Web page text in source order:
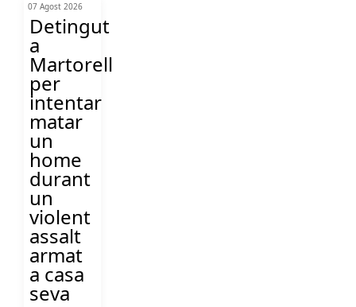
07 Agost 2026
Detingut
a
Martorell
per
intentar
matar
un
home
durant
un
violent
assalt
armat
a casa
seva